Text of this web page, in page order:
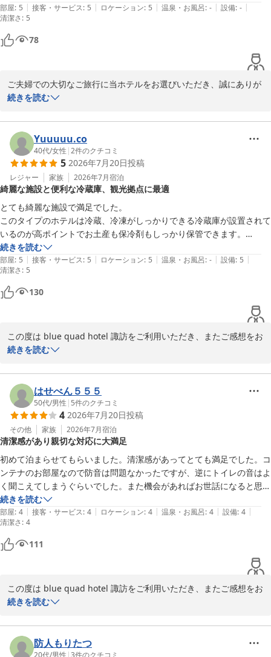
周辺エリアも満喫されたご様子を伺い、大変嬉しく思います。
当ホテルはお車でのアクセスが良く、観光やお食事の拠点としても
便利にご利用いただける立地が魅力の一つです。
これからも快適にお過ごしいただけるホテルづくりに努めてまいり
また機会がございましたら、ぜひblue quad hotel 諏訪へお越しく
スタッフ一同、心よりお待ちしております。
ｂｌｕｅ ｑｕａｄ ｈｏｔｅｌ 諏訪
2026-08-03
います。清掃も行き届いており清潔でした。アメニティも充実してま
す。
受付の方の丁寧な対応も好印象です。
初めてのコンテナホテルでしたが、とても快適でした。諏訪へ行く時は
部屋: 5 | 接客・サービス: 5 | ロケーション: 5 | 温泉・お風呂: - | 設備: - |
清潔さ: 5
78
ご夫婦での大切なご旅行に当ホテルをお選びいただき、誠にありが
とうございます。
この度は、初めてのコンテナホテルでのご宿泊にご満足いただけた
ご様子を伺い、大変嬉しく拝読いたしました。
ダブルルームにつきましては、貴重なご感想をありがとうございま
す。そのような中でも、お部屋の設備や独立した構造によるプライ
ベート空間、清掃状態、アメニティなどを高くご評価いただき、大
変光栄に存じます。
また、EPSON製プロジェクターにもご注目いただき、「地元愛を感
じた」とのお言葉を頂戴し、嬉しい限りでございます。
さらに、スタッフの対応につきましても温かいお言葉をいただき、
励みになります。
これからも快適にお過ごしいただけるホテルを目指し、設備やサー
また諏訪へお越しの際には、ぜひ当ホテルをご利用くださいませ。
スタッフ一同、心よりお待ちしております。
2026-07-28
続きを読む
Yuuuuu.co
40代/女性 |2件のクチコミ
5 2026年7月20日投稿
レジャー 家族 2026年7月宿泊
綺麗な施設と便利な冷蔵庫、観光拠点に最適
とても綺麗な施設で満足でした。
このタイプのホテルは冷蔵、冷凍がしっかりできる冷蔵庫が設置されて
いるのが高ポイントでお土産も保冷剤もしっかり保管できます。
近くに商業施設もあり観光の宿泊拠点としては最高だと思います。
続きを読む
部屋: 5 | 接客・サービス: 5 | ロケーション: 5 | 温泉・お風呂: - | 設備: 5 |
清潔さ: 5
130
この度は blue quad hotel 諏訪をご利用いただき、またご感想をお
寄せいただき誠にありがとうございます。
「とても綺麗な施設で満足でした」とのお言葉をいただき、大変嬉
しく拝読いたしました。
また、冷蔵・冷凍機能付きの大型冷蔵庫についてもご評価いただき
ありがとうございます。お土産や保冷剤などを安心して保管できる
点は、多くのお客様からもご好評をいただいており、ご旅行のお役
に立てたようで何よりでございます。
さらに、周辺の商業施設や観光地へのアクセスなど、立地面にもご
満足いただけたとのこと、大変光栄です。当ホテルが観光の拠点と
して快適なご滞在のお手伝いができましたことを嬉しく思います。
これからも清潔で快適な施設づくりと、お客様にご満足いただける
サービスの提供に努めてまいります。
また諏訪へお越しの際は、ぜひ blue quad hotel 諏訪をご利用くだ
さいませ。
スタッフ一同、心よりお待ちしております。
2026-07-21
続きを読む
はせべん５５５
50代/男性 | 5件のクチコミ
4 2026年7月20日投稿
その他 家族 2026年7月宿泊
清潔感があり親切な対応に大満足
初めて泊まらせてもらいました。清潔感があってとても満足でした。コ
ンテナのお部屋なので防音は問題なかったですが、逆にトイレの音はよ
く聞こえてしまうぐらいでした。また機会があればお世話になると思い
ます。
あと受付の方がとても親切に教えてくれて、好感度◎です。
続きを読む
部屋: 4 | 接客・サービス: 4 | ロケーション: 4 | 温泉・お風呂: 4 | 設備: 4 |
清潔さ: 4
111
この度は blue quad hotel 諏訪をご利用いただき、またご感想をお
寄せいただき誠にありがとうございます。
初めてのご宿泊に当ホテルをお選びいただき、清潔感のあるお部屋
にご満足いただけたとのこと、大変嬉しく拝読いたしました。
続きを読む
防人もりたつ
20代/男性 |3件のクチコミ